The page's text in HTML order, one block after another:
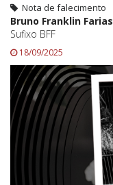
Nota de falecimento
Bruno Franklin Farias
Sufixo BFF
18/09/2025